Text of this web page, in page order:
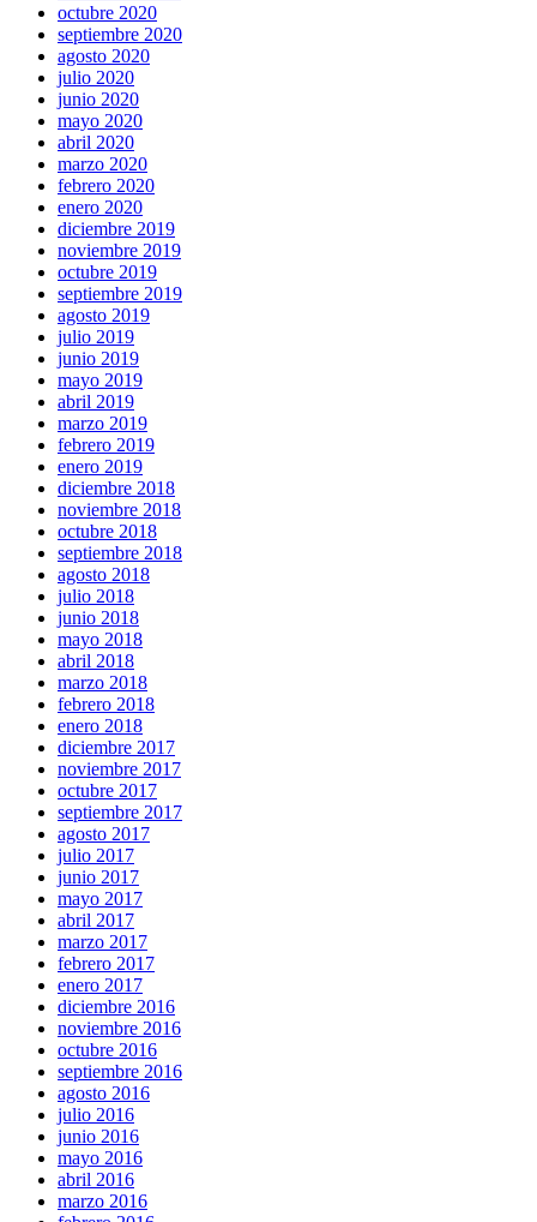
octubre 2020
septiembre 2020
agosto 2020
julio 2020
junio 2020
mayo 2020
abril 2020
marzo 2020
febrero 2020
enero 2020
diciembre 2019
noviembre 2019
octubre 2019
septiembre 2019
agosto 2019
julio 2019
junio 2019
mayo 2019
abril 2019
marzo 2019
febrero 2019
enero 2019
diciembre 2018
noviembre 2018
octubre 2018
septiembre 2018
agosto 2018
julio 2018
junio 2018
mayo 2018
abril 2018
marzo 2018
febrero 2018
enero 2018
diciembre 2017
noviembre 2017
octubre 2017
septiembre 2017
agosto 2017
julio 2017
junio 2017
mayo 2017
abril 2017
marzo 2017
febrero 2017
enero 2017
diciembre 2016
noviembre 2016
octubre 2016
septiembre 2016
agosto 2016
julio 2016
junio 2016
mayo 2016
abril 2016
marzo 2016